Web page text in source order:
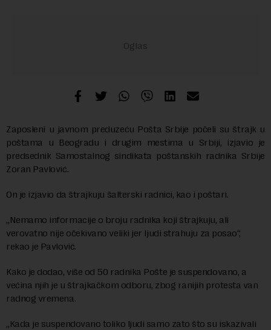
Zaposleni u javnom preduzeću Pošta Srbije počeli su štrajk u
poštama u Beogradu i drugim mestima u Srbiji, izjavio je
predsednik Samostalnog sindikata poštanskih radnika Srbije
Zoran Pavlović.
On je izjavio da štrajkuju šalterski radnici, kao i poštari.
„Nemamo informacije o broju radnika koji štrajkuju, ali
verovatno nije očekivano veliki jer ljudi strahuju za posao“,
rekao je Pavlović.
Kako je dodao, više od 50 radnika Pošte je suspendovano, a
većina njih je u štrajkačkom odboru, zbog ranijih protesta van
radnog vremena.
„Kada je suspendovano toliko ljudi samo zato što su iskazivali